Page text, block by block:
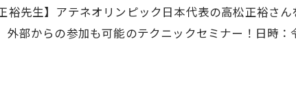
裕先生】アテネオリンピック日本代表の高松正裕さ
外部からの参加も可能のテクニックセミナー！日時：